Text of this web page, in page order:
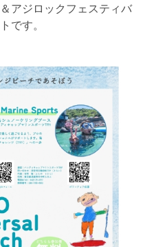
アジロックフェスティバ
です。